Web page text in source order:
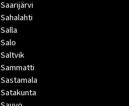
Saarijärvi
Sahalahti
Salla
Salo
Saltvik
Sammatti
Sastamala
Satakunta